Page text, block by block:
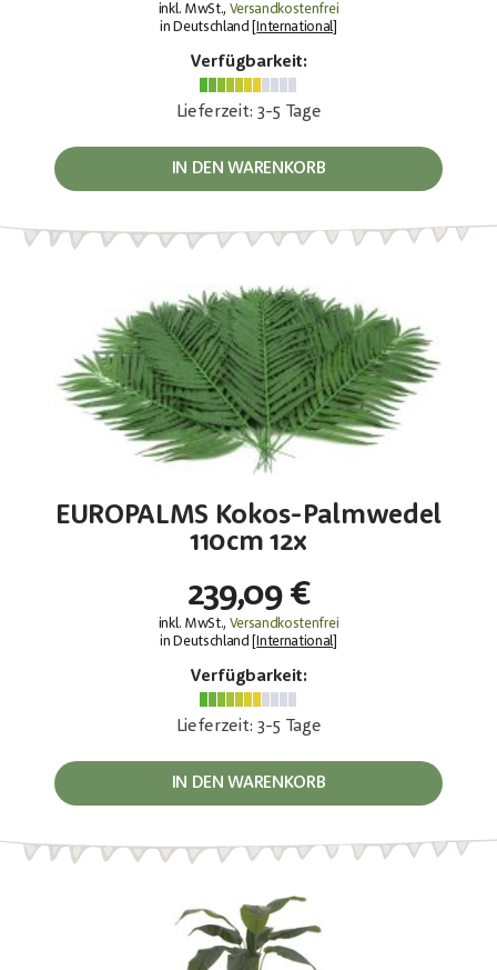
inkl. MwSt., Versandkostenfrei
in Deutschland [
International
Verfügbarkeit:
Lieferzeit: 3-5 Tage
IN DEN WARENKORB
EUROPALMS Kokos-Palmwedel
110cm 12x
239,09 €
inkl. MwSt., Versandkostenfrei
in Deutschland [
International
Verfügbarkeit:
Lieferzeit: 3-5 Tage
IN DEN WARENKORB